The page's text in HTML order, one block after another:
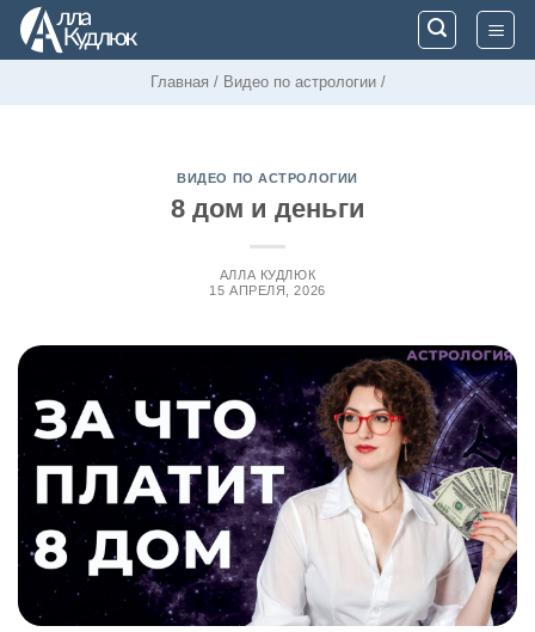
Skip
Главная / Видео по астрологии /
ВИДЕО ПО АСТРОЛОГИИ
8 дом и деньги
АЛЛА КУДЛЮК
15 АПРЕЛЯ, 2026